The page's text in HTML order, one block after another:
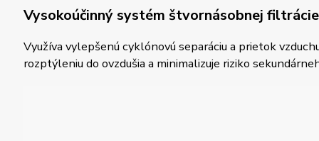
Vysokoúčinný systém štvornásobnej filtrácie
Využíva vylepšenú cyklónovú separáciu a prietok
rozptýleniu do ovzdušia a minimalizuje riziko